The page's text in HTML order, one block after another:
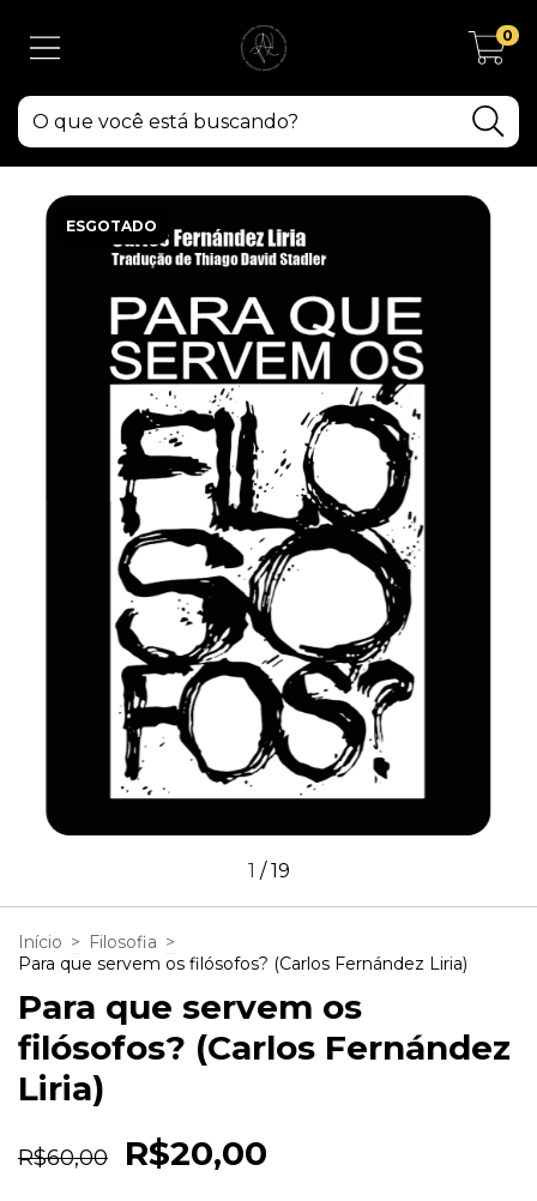
0
ESGOTADO
1 /19
Início > Filosofia >
Para que servem os filósofos? (Carlos Fernández Liria)
Para que servem os
filósofos? (Carlos Fernández
Liria)
R$60,00 R$20,00